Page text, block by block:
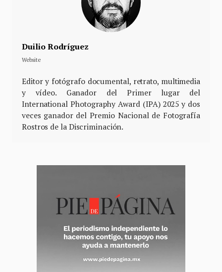
Duilio Rodríguez
Website
Editor y fotógrafo documental, retrato, multimedia
y vídeo. Ganador del Primer lugar del
International Photography Award (IPA) 2025 y dos
veces ganador del Premio Nacional de Fotografía
Rostros de la Discriminación.